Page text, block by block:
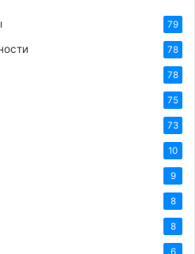
79
78
78
75
73
10
9
8
8
6